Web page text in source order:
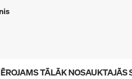
TĀLĀK NOSAUKTAJĀS